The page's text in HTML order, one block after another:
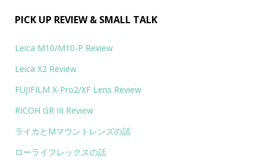
PICK UP REVIEW & SMALL TALK
Leica M10/M10-P Review
Leica X2 Review
FUJIFILM X-Pro2/XF Lens Review
RICOH GR III Review
ライカとMマウントレンズの話
ローライフレックスの話